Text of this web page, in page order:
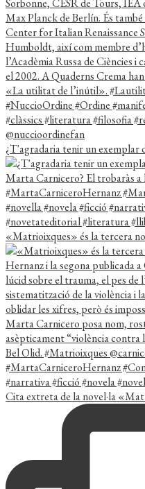
¿T'agradaria tenir un exemplar
«Matrioixques» és la tercera
Cita extreta de la novel·la